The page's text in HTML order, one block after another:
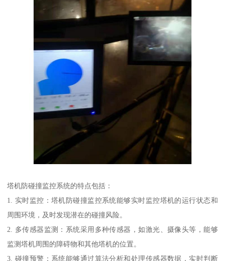
塔机防碰撞监控系统的特点包括：
1. 实时监控：塔机防碰撞监控系统能够实时监控塔机的运行状态和
周围环境，及时发现潜在的碰撞风险。
2. 多传感器监测：系统采用多种传感器，如激光、摄像头等，能够
监测塔机周围的障碍物和其他塔机的位置。
3. 碰撞预警：系统能够通过算法分析和处理传感器数据，实时判断